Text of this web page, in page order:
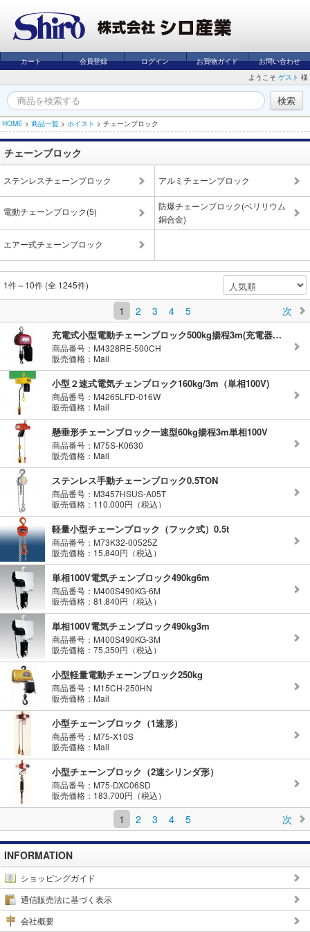
カート 会員登録 ログイン お買物ガイド
お問い合わせ
ようこそ ゲスト 様
HOME > 商品一覧 > ホイスト > チェーンブロック
チェーンブロック
ステンレスチェーンブロック アルミチェーンブロック
電動チェーンブロック(5)
防爆チェーンブロック(ベリリウム
銅合金)
エアー式チェーンブロック
1件～10件 (全 1245件)
1 2 3 4 5 次
充電式小型電動チェーンブロック500kg揚程3m(充電器バッテリー別売)
商品番号：M4328RE-500CH
販売価格：Mail
小型２速式電気チェンブロック160kg/3m（単相100V)
商品番号：M4265LFD-016W
販売価格：Mail
懸垂形チェーンブロック一速型60kg揚程3m単相100V
商品番号：M75S-K0630
販売価格：Mail
ステンレス手動チェーンブロック0.5TON
商品番号：M3457HSUS-A05T
販売価格：110,000円（税込）
軽量小型チェーンブロック（フック式）0.5t
商品番号：M73K32-00525Z
販売価格：15,840円（税込）
単相100V電気チェンブロック490kg6m
商品番号：M400S490KG-6M
販売価格：81,840円（税込）
単相100V電気チェンブロック490kg3m
商品番号：M400S490KG-3M
販売価格：75,350円（税込）
小型軽量電動チェーンブロック250kg
商品番号：M15CH-250HN
販売価格：Mail
小型チェーンブロック（1速形）
商品番号：M75-X10S
販売価格：Mail
小型チェーンブロック（2速シリンダ形）
商品番号：M75-DXC06SD
販売価格：183,700円（税込）
1 2 3 4 5 次
INFORMATION
ショッピングガイド
通信販売法に基づく表示
会社概要